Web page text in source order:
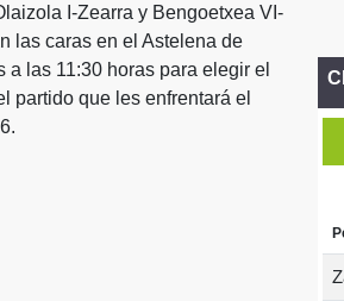
I-Zearra y Bengoetxea VI-
las caras en el Astelena de
a las 11:30 horas para elegir el
partido que les enfrentará el